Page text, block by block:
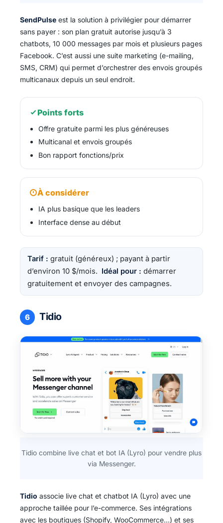
SendPulse est la solution à privilégier pour démarrer
sans payer : son plan gratuit autorise jusqu’à 3
chatbots, 10 000 messages par mois et plusieurs pages
Facebook. C’est aussi une suite marketing (e-mailing,
SMS, CRM) qui permet d’orchestrer des envois groupés
multicanaux depuis un seul endroit.
Points forts
Offre gratuite parmi les plus généreuses
Multicanal et envois groupés
Bon rapport fonctions/prix
À considérer
IA plus basique que les leaders
Interface dense au début
Tarif : gratuit (généreux) ; payant à partir
d’environ 10 $/mois. Idéal pour : démarrer
gratuitement et envoyer des campagnes.
6 Tidio
Tidio combine live chat et bot IA (Lyro) pour vendre plus
via Messenger.
Tidio associe live chat et chatbot IA (Lyro) avec une
approche taillée pour l’e-commerce. Ses intégrations
avec les boutiques (Shopify, WooCommerce…) et ses